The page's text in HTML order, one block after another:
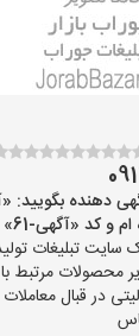
دهنده بگویید:
61» را اعلام کنید»
سایت تبلیغات
محصولات مرتبط
در قبال معاملات